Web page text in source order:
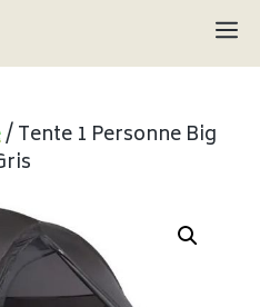
/ Tente 1 Personne Big